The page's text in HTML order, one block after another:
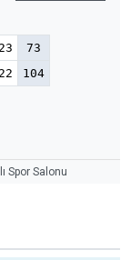
23
73
22 104
Spor Salonu